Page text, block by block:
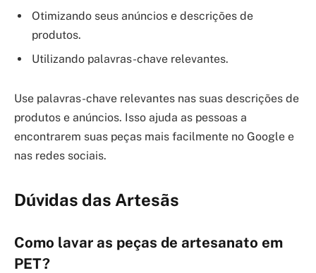
Otimizando seus anúncios e descrições de
produtos.
Utilizando palavras-chave relevantes.
Use palavras-chave relevantes nas suas descrições de
produtos e anúncios. Isso ajuda as pessoas a
encontrarem suas peças mais facilmente no Google e
nas redes sociais.
Dúvidas das Artesãs
Como lavar as peças de artesanato em
PET?